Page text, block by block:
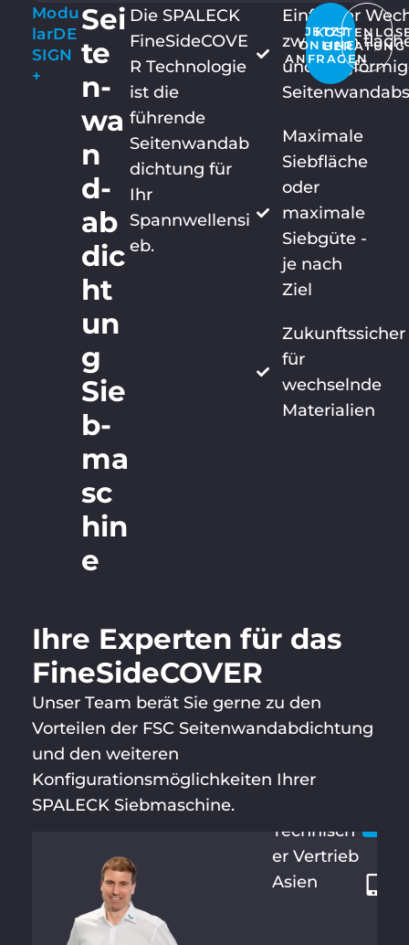
Modu
larDE
SIGN
+
Sei
te
n­
wa
n
d­
ab
dic
ht
un
g
Sie
b­
ma
sc
hin
e
Die SPALECK
FineSideCOVE
R Technologie
ist die
führende
Seitenwandab
dichtung für
Ihr
Spannwellensi
eb.
Einfacher
zwischen
und
Maximale
Siebfläche
oder
maximale
Siebgüte -
je nach
Ziel
Zukunftssicher
für
wechselnde
Materialien
JETZT
ONLINE
ANFRAGEN
BERATUNG
Ihre Experten für das
FineSideCOVER
Unser Team berät Sie gerne zu den
Vorteilen der FSC Seitenwandabdichtung
und den weiteren
Konfigurationsmöglichkeiten Ihrer
SPALECK Siebmaschine.
N
Technisch
er Vertrieb
Asien